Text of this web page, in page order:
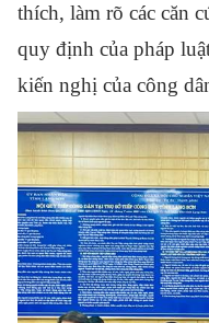
thích, làm rõ các căn
quy định của pháp
kiến nghị của công